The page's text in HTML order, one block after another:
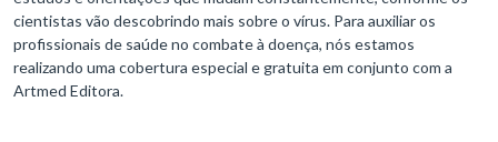
cientistas vão descobrindo mais sobre o vírus. Para auxiliar os
profissionais de saúde no combate à doença, nós estamos
realizando uma cobertura especial e gratuita em conjunto com a
Artmed Editora.